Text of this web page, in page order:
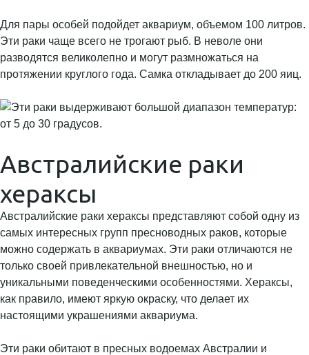
Для пары особей подойдет аквариум, объемом 100 литров.
Эти раки чаще всего не трогают рыб. В неволе они
разводятся великолепно и могут размножаться на
протяжении круглого года. Самка откладывает до 200 яиц.
Австралийские раки
хераксы
Австралийские раки хераксы представляют собой одну из
самых интересных групп пресноводных раков, которые
можно содержать в аквариумах. Эти раки отличаются не
только своей привлекательной внешностью, но и
уникальными поведенческими особенностями. Хераксы,
как правило, имеют яркую окраску, что делает их
настоящими украшениями аквариума.
Эти раки обитают в пресных водоемах Австралии и